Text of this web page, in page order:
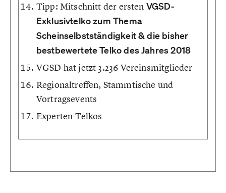
Tipp: Mitschnitt der ersten VGSD-
Exklusivtelko zum Thema
Scheinselbstständigkeit & die bisher
bestbewertete Telko des Jahres 2018
VGSD hat jetzt 3.236 Vereinsmitglieder
Regionaltreffen, Stammtische und
Vortragsevents
Experten-Telkos